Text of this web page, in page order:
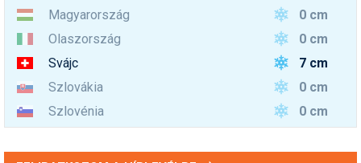
Magyarország
0 cm
Olaszország
0 cm
Svájc
7 cm
Szlovákia
0 cm
Szlovénia
0 cm